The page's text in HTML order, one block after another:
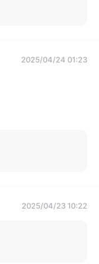
2025/04/24 01:23
2025/04/23 10:22